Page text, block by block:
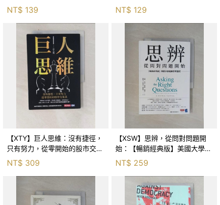
NT$ 139 NT$ 129
【XTY】巨人思維：沒有捷徑，
只有努力，從零開始的股市交易
員_巨人傑
NT$ 309
【XSW】思辨，從問對問題開
始：【暢銷經典版】美國大學邏
輯思考聖經_尼爾．布朗, 史都
華．基里, 羅耀宗, 蔡宏明, 黃賓
NT$ 259